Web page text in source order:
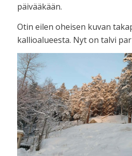
päivääkään.
Otin eilen oheisen kuvan
kallioalueesta. Nyt on talvi